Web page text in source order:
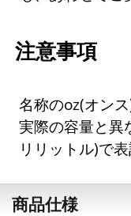
注意事項
名称のoz(オン
実際の容量と異
リリットル)で
商品仕様